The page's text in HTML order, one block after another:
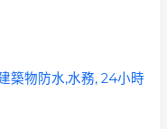
築物防水,水務, 24小時